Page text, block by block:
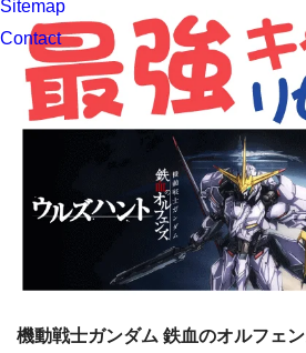
Sitemap
Contact
機動戦士ガンダム 鉄血のオルフェ